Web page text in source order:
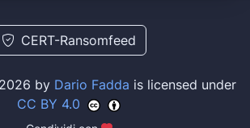
CERT-Ransomfeed
by Dario Fadda is licensed under
CC BY 4.0